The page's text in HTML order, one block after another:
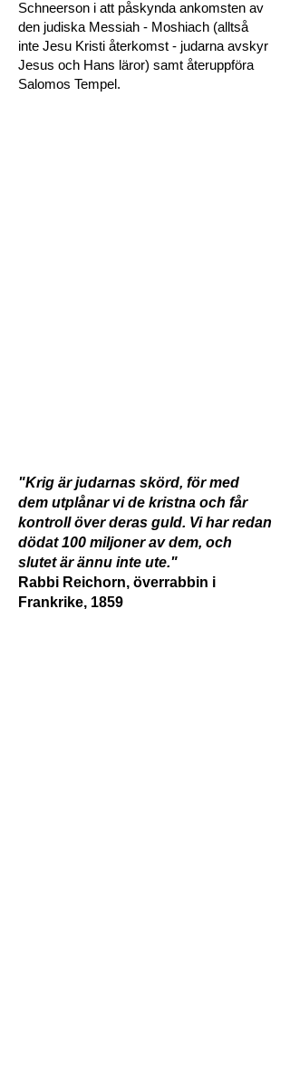
Schneerson i att påskynda ankomsten av
den judiska Messiah - Moshiach (alltså
inte Jesu Kristi återkomst - judarna avskyr
Jesus och Hans läror) samt återuppföra
Salomos Tempel.
"Krig är judarnas skörd, för med
dem utplånar vi de kristna och får
kontroll över deras guld. Vi har redan
dödat 100 miljoner av dem, och
slutet är ännu inte ute."
Rabbi Reichorn, överrabbin i
Frankrike, 1859